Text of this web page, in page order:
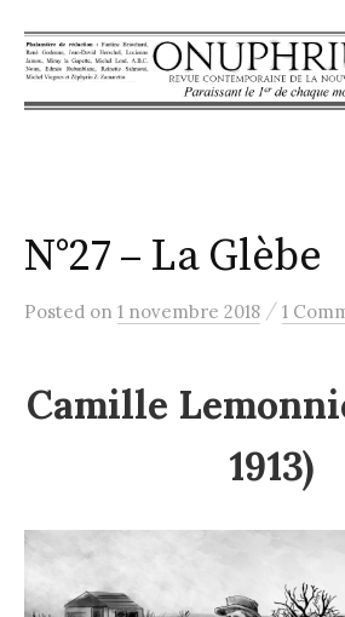
k
i
p
o
n
t
t
N°27 – La Glèbe
Posted on 1 novembre 2018 / 1
Camille
1913)